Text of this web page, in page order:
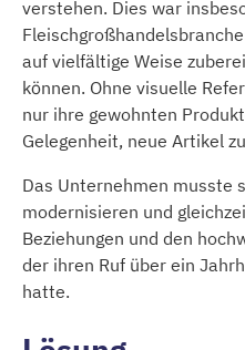
verstehen. Dies war
auf vielfältige Weise
können. Ohne visuelle
nur ihre gewohnten
Gelegenheit, neue Artikel
Das Unternehmen musste
modernisieren und
Beziehungen und den
der ihren Ruf über ein
hatte.